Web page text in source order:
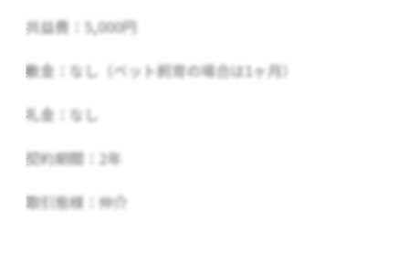
共益費：5,000円
敷金：なし（ペット飼育の場合は1ヶ月）
礼金：なし
契約期間：2年
取引態様：仲介